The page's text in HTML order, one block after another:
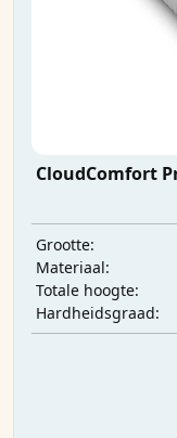
CloudComfort
Grootte:
Materiaal:
Totale hoogte:
Hardheidsgraad: